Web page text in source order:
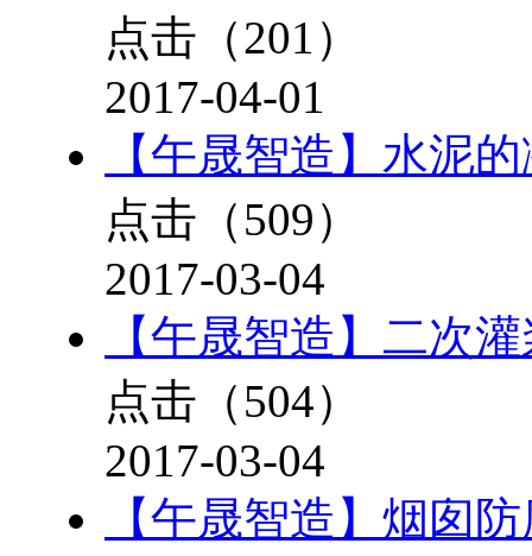
点击（201 ）
2017-04-01
【午晟智造】水泥
点击（509）
2017-03-04
【午晟智造】二次
点击（504）
2017-03-04
【午晟智造】烟囱